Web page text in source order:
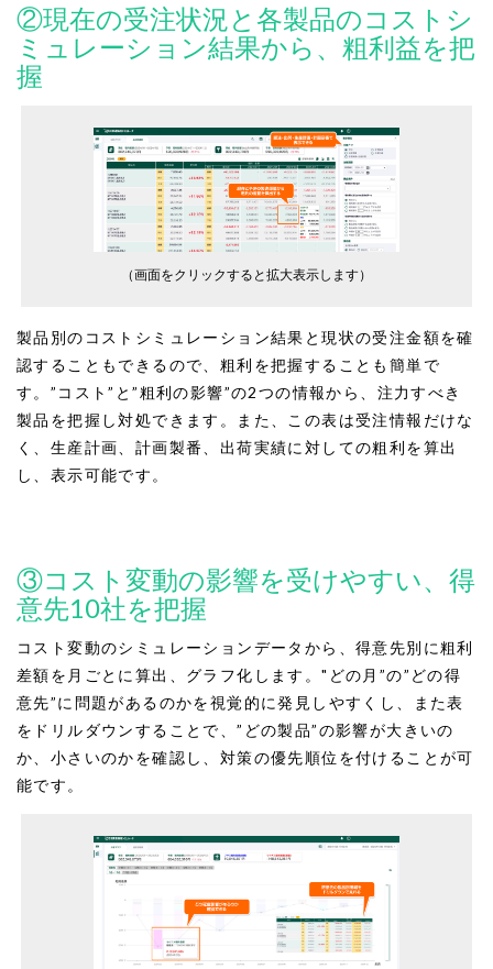
②現在の受注状況と各製品のコストシ
ミュレーション結果から、粗利益を把
握
（画面をクリックすると拡大表示します）
製品別のコストシミュレーション結果と現状の受注金額を確
認することもできるので、粗利を把握することも簡単で
す。”コスト”と”粗利の影響”の2つの情報から、注力すべき
製品を把握し対処できます。また、この表は受注情報だけな
く、生産計画、計画製番、出荷実績に対しての粗利を算出
し、表示可能です。
③コスト変動の影響を受けやすい、得
意先10社を把握
コスト変動のシミュレーションデータから、得意先別に粗利
差額を月ごとに算出、グラフ化します。"どの月”の”どの得
意先”に問題があるのかを視覚的に発見しやすくし、また表
をドリルダウンすることで、”どの製品”の影響が大きいの
か、小さいのかを確認し、対策の優先順位を付けることが可
能です。